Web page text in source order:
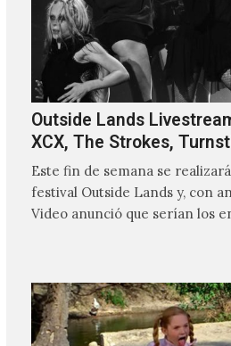
Outside Lands
XCX, The Strokes,
Este fin de semana se
festival Outside Lands y, con
Video anunció que serían los